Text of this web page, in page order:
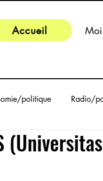
Accueil Moi
politique Radio/